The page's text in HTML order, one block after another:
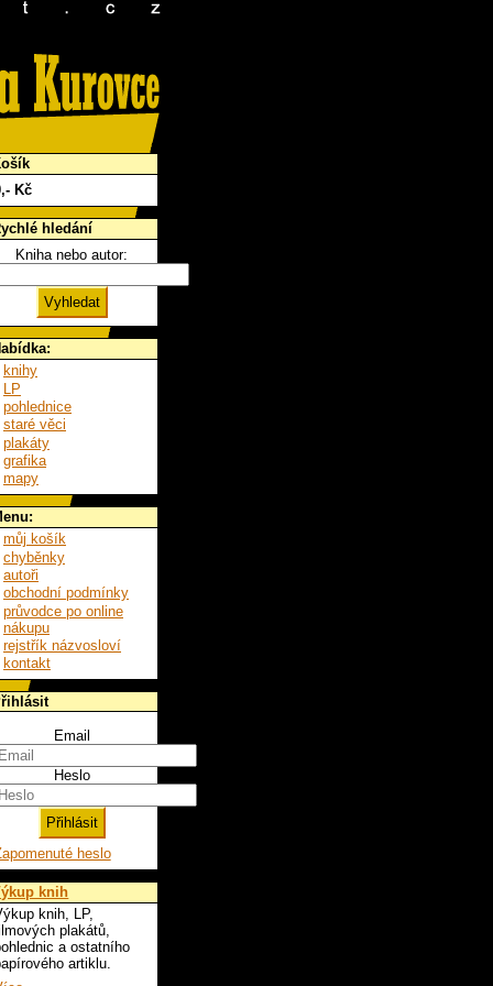
,- Kč
hledání
Kniha nebo autor:
knihy
LP
pohlednice
staré věci
plakáty
grafika
mapy
můj košík
chyběnky
autoři
obchodní podmínky
průvodce po online
nákupu
rejstřík názvosloví
kontakt
Email
Heslo
heslo
knih
knih, LP,
plakátů,
a ostatního
artiklu.